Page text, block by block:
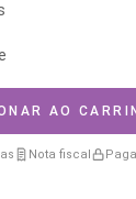
AO
Nota fiscal